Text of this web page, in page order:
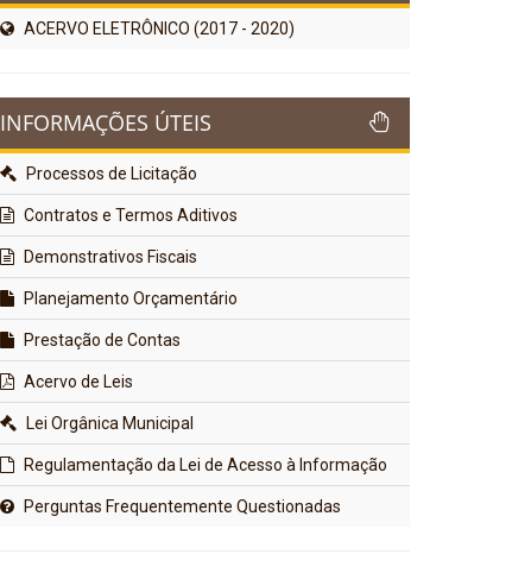
ACERVO ELETRÔNICO (2017 - 2020)
INFORMAÇÕES ÚTEIS
Processos de Licitação
Contratos e Termos Aditivos
Demonstrativos Fiscais
Planejamento Orçamentário
Prestação de Contas
Acervo de Leis
Lei Orgânica Municipal
Regulamentação da Lei de Acesso à Informação
Perguntas Frequentemente Questionadas